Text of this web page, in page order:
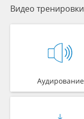
Видео тренировки
Аудирование